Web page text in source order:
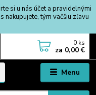
si u nás účet a pravidelnými
nakupujete, tým väčšiu zľavu
Menu
0 ks
za 0,00 €